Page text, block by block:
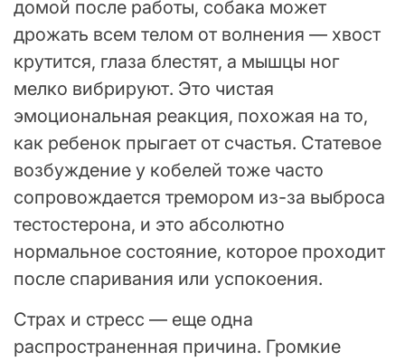
домой после работы, собака может
дрожать всем телом от волнения — хвост
крутится, глаза блестят, а мышцы ног
мелко вибрируют. Это чистая
эмоциональная реакция, похожая на то,
как ребенок прыгает от счастья. Статевое
возбуждение у кобелей тоже часто
сопровождается тремором из-за выброса
тестостерона, и это абсолютно
нормальное состояние, которое проходит
после спаривания или успокоения.
Страх и стресс — еще одна
распространенная причина. Громкие